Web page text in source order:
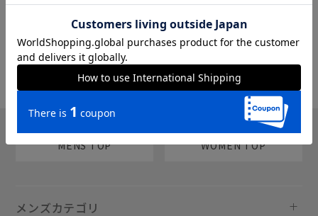
sms
MENS TOP WOMEN TOP
メンズカテゴリ